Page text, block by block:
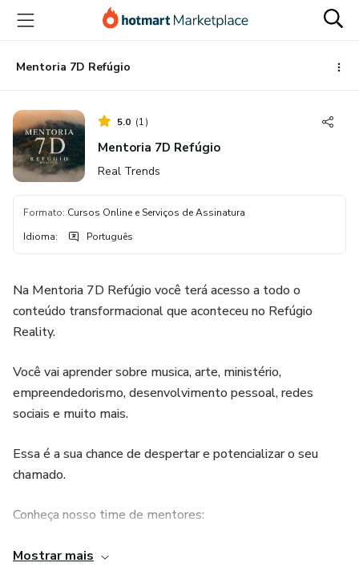
para
conteúdo
principal
para
pagamento
para
rodapé
Mentoria 7D Refúgio
5.0 (1)
Mentoria 7D Refúgio
Real Trends
Formato: Cursos Online e Serviços de Assinatura
Idioma: Português
Na Mentoria 7D Refúgio você terá acesso a todo o
conteúdo transformacional que aconteceu no Refúgio
Reality.
Você vai aprender sobre musica, arte, ministério,
empreendedorismo, desenvolvimento pessoal, redes
sociais e muito mais.
Essa é a sua chance de despertar e potencializar o seu
chamado.
Conheça nosso time de mentores:
✅ Anderson Freire
Mostrar mais